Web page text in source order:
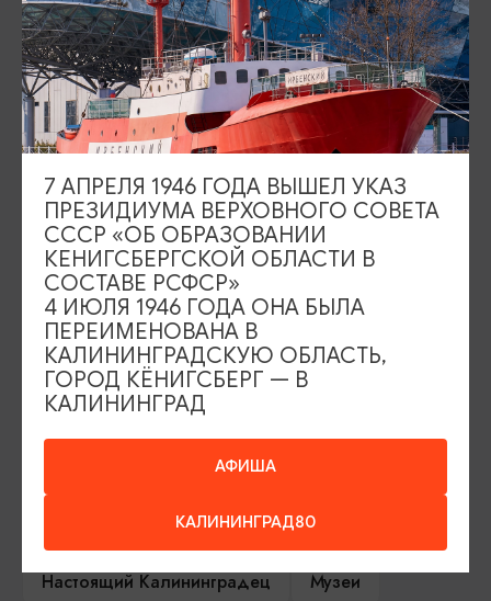
ИЩИТЕ ТАКЖЕ НА НАШЕМ САЙТЕ
Серебряное ожерелье
Электронная виза
Туры и экскурсии
Афиша мероприятий
Сувениры
Гостевая книга
Гиды и экскурсоводы
Компас Балтийской кухни
Настоящий Калининградец
Музеи
АФИША
КАЛИНИНГРАД80
7 АПРЕЛЯ 1946 ГОДА ВЫШЕЛ УКАЗ
ПРЕЗИДИУМА ВЕРХОВНОГО СОВЕТА
СССР «ОБ ОБРАЗОВАНИИ
КЕНИГСБЕРГСКОЙ ОБЛАСТИ В
СОСТАВЕ РСФСР»
4 ИЮЛЯ 1946 ГОДА ОНА БЫЛА
ПЕРЕИМЕНОВАНА В
КАЛИНИНГРАДСКУЮ ОБЛАСТЬ,
ГОРОД КЁНИГСБЕРГ — В
КАЛИНИНГРАД